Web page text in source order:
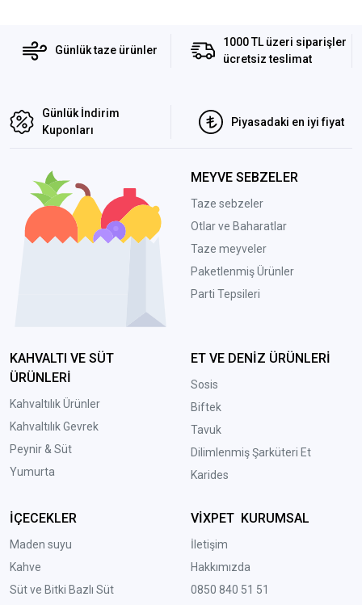
Günlük taze ürünler
1000 TL üzeri siparişler
ücretsiz teslimat
Günlük İndirim
Kuponları
Piyasadaki en iyi fiyat
MEYVE SEBZELER
Taze sebzeler
Otlar ve Baharatlar
Taze meyveler
Paketlenmiş Ürünler
Parti Tepsileri
KAHVALTI VE SÜT
ÜRÜNLERİ
Kahvaltılık Ürünler
Kahvaltılık Gevrek
Peynir & Süt
Yumurta
ET VE DENİZ ÜRÜNLERİ
Sosis
Biftek
Tavuk
Dilimlenmiş Şarküteri Et
Karides
İÇECEKLER
Maden suyu
Kahve
Süt ve Bitki Bazlı Süt
VİXPET KURUMSAL
İletişim
Hakkımızda
0850 840 51 51